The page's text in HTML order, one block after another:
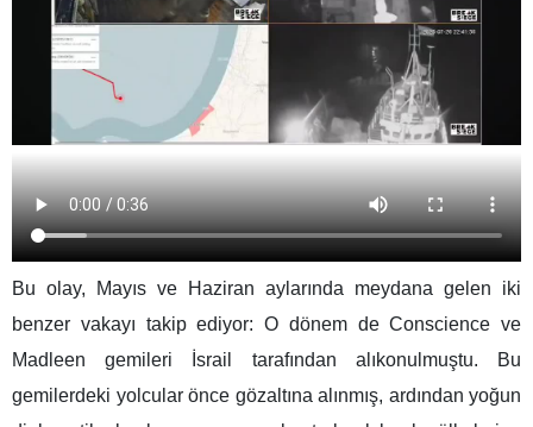
Bu olay, Mayıs ve Haziran aylarında meydana gelen iki
benzer vakayı takip ediyor: O dönem de Conscience ve
Madleen gemileri İsrail tarafından alıkonulmuştu. Bu
gemilerdeki yolcular önce gözaltına alınmış, ardından yoğun